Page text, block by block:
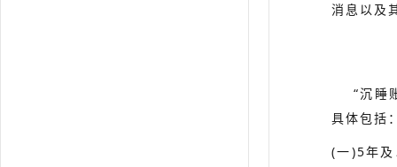
消息以及
“沉睡账
具体包括
(一)5年